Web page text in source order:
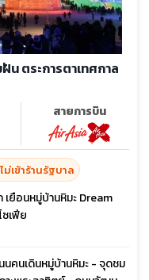
น ตระการตาเทศกาล
สายการบิน
ไม่เข้าร้านรัฐบาล
เยือนหมู่บ้านหิมะ Dream
เฟีย
นคนเดินหมู่บ้านหิมะ - จุดชม